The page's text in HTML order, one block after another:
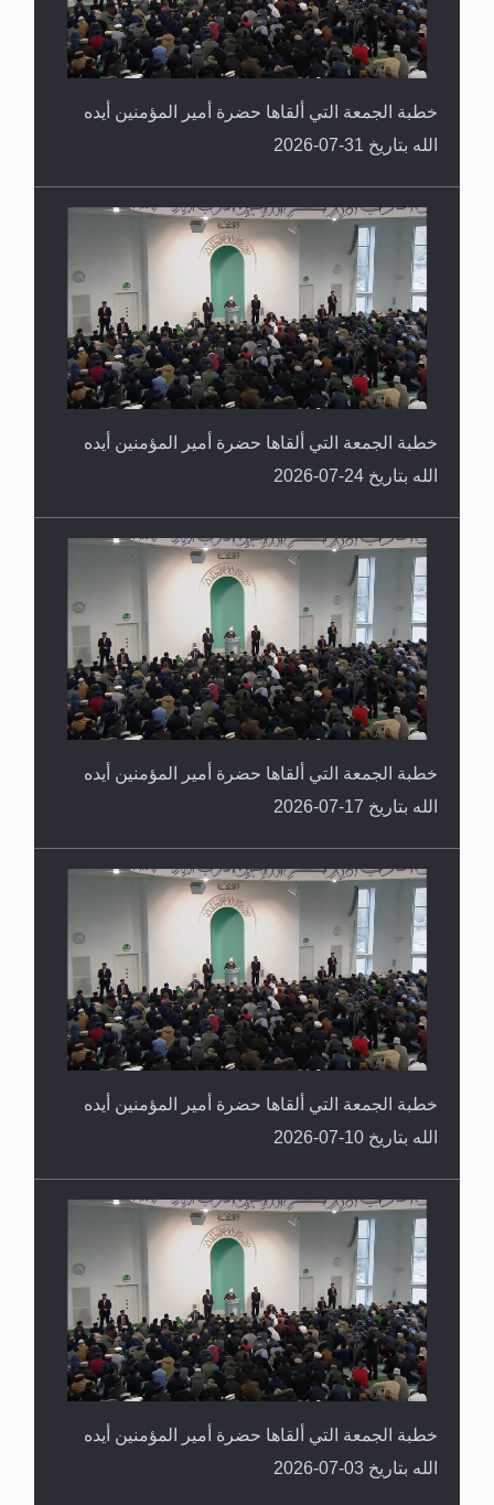
خطبة الجمعة التي ألقاها حضرة أمير المؤمنين أيده
الله بتاريخ 31-07-2026
خطبة الجمعة التي ألقاها حضرة أمير المؤمنين أيده
الله بتاريخ 24-07-2026
خطبة الجمعة التي ألقاها حضرة أمير المؤمنين أيده
الله بتاريخ 17-07-2026
خطبة الجمعة التي ألقاها حضرة أمير المؤمنين أيده
الله بتاريخ 10-07-2026
خطبة الجمعة التي ألقاها حضرة أمير المؤمنين أيده
الله بتاريخ 03-07-2026